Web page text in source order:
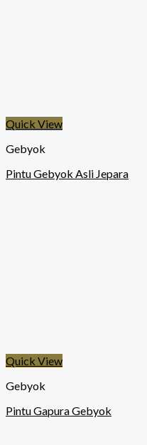
Quick View
Gebyok
Pintu Gebyok Asli Jepara
Quick View
Gebyok
Pintu Gapura Gebyok